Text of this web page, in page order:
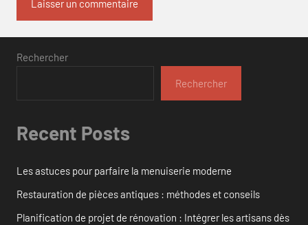
Rechercher
Rechercher
Recent Posts
Les astuces pour parfaire la menuiserie moderne
Restauration de pièces antiques : méthodes et conseils
Planification de projet de rénovation : Intégrer les artisans dès